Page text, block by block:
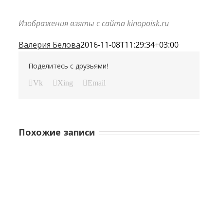
Изображения взяты с сайтаkinopoisk.ru
Валерия Белова2016-11-08T11:29:34+03:00
Поделитесь с друзьями!
Vk Xing Email
Похожие записи